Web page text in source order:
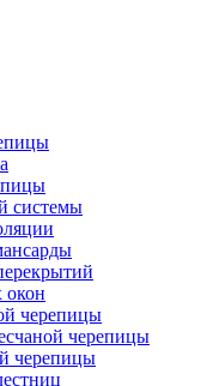
системы
черепицы
черепицы
черепицы